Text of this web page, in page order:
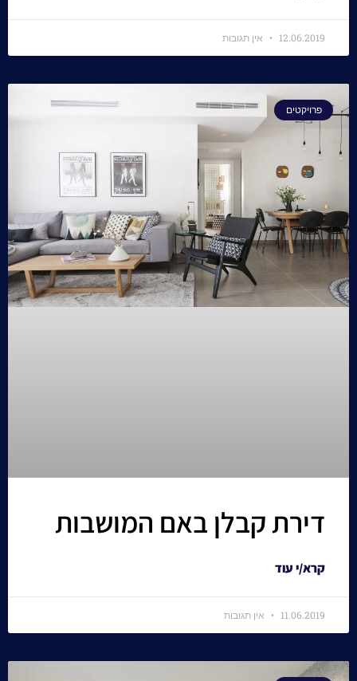
12.06.2019 אין תגובות
פרויקטים
דירת קבלן באם המושבות
קרא/י עוד
11.06.2019 אין תגובות